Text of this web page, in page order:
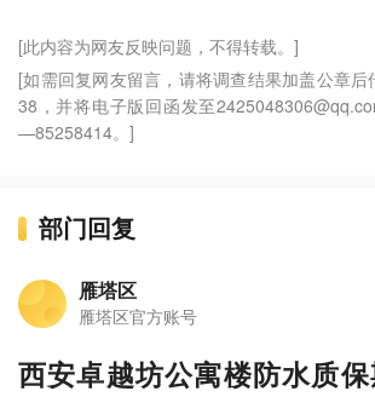
[此内容为网友反映问题，不得转载。]
[如需回复网友留言，请将调查结果加盖公章
38，并将电子版回函发至
—85258414。]
部门回复
雁塔区
雁塔区官方账号
西安卓越坊公寓楼防水质